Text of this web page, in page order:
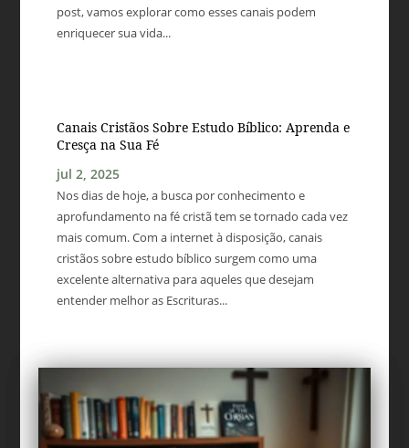
post, vamos explorar como esses canais podem
enriquecer sua vida...
Canais Cristãos Sobre Estudo Bíblico: Aprenda e
Cresça na Sua Fé
jul 2, 2025
Nos dias de hoje, a busca por conhecimento e
aprofundamento na fé cristã tem se tornado cada vez
mais comum. Com a internet à disposição, canais
cristãos sobre estudo bíblico surgem como uma
excelente alternativa para aqueles que desejam
entender melhor as Escrituras...